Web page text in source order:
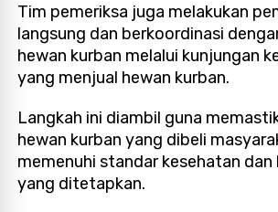
Tim pemeriksa juga melakukan
langsung dan berkoordinasi
hewan kurban melalui kunjungan
yang menjual hewan kurban.
Langkah ini diambil guna
hewan kurban yang dibeli
memenuhi standar kesehatan dan
yang ditetapkan.